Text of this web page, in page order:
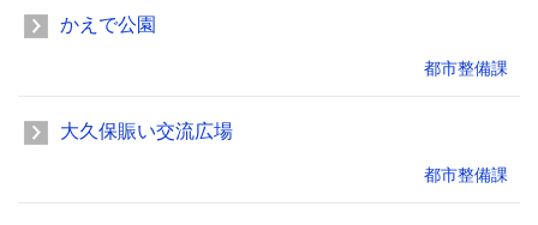
かえで公園
都市整備課
大久保賑い交流広場
都市整備課